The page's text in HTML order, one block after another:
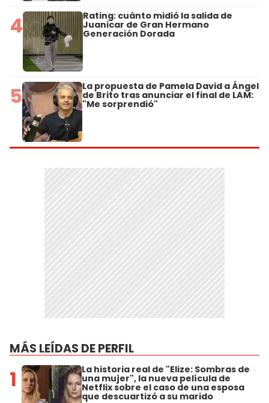
4 Rating: cuánto midió la salida de
Juanicar de Gran Hermano
Generación Dorada
5 La propuesta de Pamela David a Ángel
de Brito tras anunciar el final de LAM:
"Me sorprendió"
MÁS LEÍDAS DE PERFIL
1 La historia real de "Elize: Sombras de
una mujer", la nueva película de
Netflix sobre el caso de una esposa
que descuartizó a su marido